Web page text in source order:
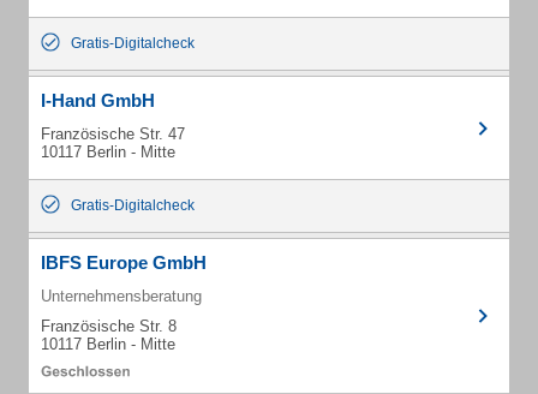
Gratis-Digitalcheck
I-Hand GmbH
Französische Str. 47
10117 Berlin - Mitte
Gratis-Digitalcheck
IBFS Europe GmbH
Unternehmensberatung
Französische Str. 8
10117 Berlin - Mitte